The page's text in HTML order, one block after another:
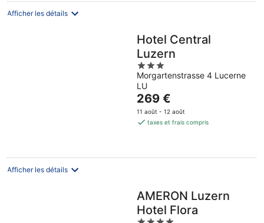
Afficher les détails
Hotel Central
Luzern
3
out
of
5
Morgartenstrasse 4 Lucerne
LU
Le
prix
est
par
269 €
11 août - 12 août
taxes et frais compris
Afficher les détails
AMERON Luzern
Hotel Flora